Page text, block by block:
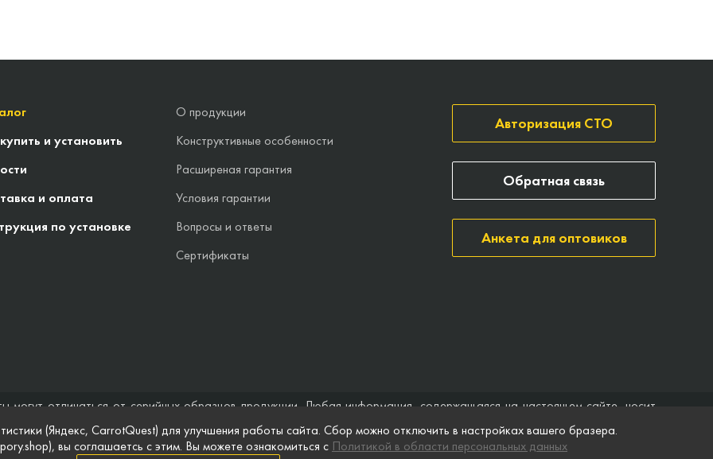
и установить
и оплата
по установке
О продукции
Конструктивные особенности
Расширеная гарантия
Условия гарантии
Вопросы и ответы
Сертификаты
Авторизация СТО
Анкета для оптовиков
Обратная связь
могут отличаться от серийных образцов продукции. Любая информация, содержащаяся на настоящем сайте, носит
не может быть расценена как предложение заключить договор (публичная оферта). Компания Точка опоры
полноты информации на веб-сайте, а также по поводу беспрепятственного доступа к нему в любое время. Технические
приведены для примера и могут быть изменены в любое время без предварительного уведомления.
(Яндекс, CarrotQuest) для улучшения работы сайта. Сбор можно отключить в настройках вашего бразера.
вы соглашаетсь с этим. Вы можете ознакомиться с Политикой в области персональных данных